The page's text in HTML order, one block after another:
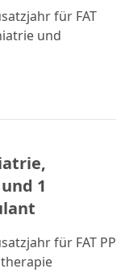
für FAT
und
1
für FAT PP